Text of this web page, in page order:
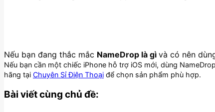
Nếu bạn đang thắc mắc NameDrop là gì và có nên
Nếu bạn cần một chiếc iPhone hỗ trợ iOS mới, dùng
hãng tại Chuyên Sỉ Điện Thoại để chọn sản phẩm phù hợp.
Bài viết cùng chủ đề: